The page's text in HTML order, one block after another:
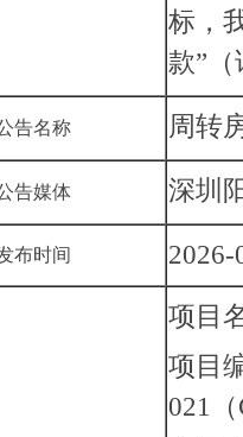
标，
款”
告名称 周转
告媒体 深圳
布时间 2026-
项目
项目
021